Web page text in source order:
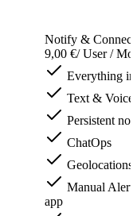
Notify & Connect
9,00 €/ User /
Everything in
Text &
Persistent
ChatOps
Manual
app